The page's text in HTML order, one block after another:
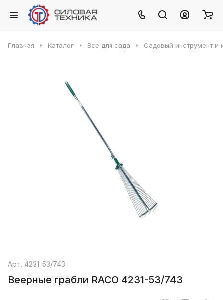
Главная Каталог Все для сада Садовый инструмент и
Арт. 4231-53/743
Веерные грабли RACO 4231-53/743